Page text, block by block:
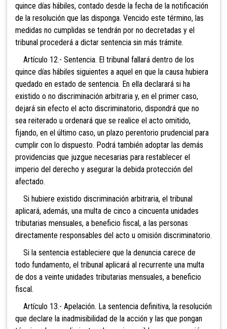
quince días hábiles, contado desde la fecha de la notificación
de la resolución que las disponga. Vencido este término, las
medidas no cumplidas se tendrán por no decretadas y el
tribunal procederá a dictar sentencia sin más trámite.
Artículo 12.- Sentencia. El tribunal fallará dentro de los
quince días hábiles siguientes a aquel en que la causa hubiera
quedado en estado de sentencia. En ella declarará si ha
existido o no discriminación arbitraria y, en el primer caso,
dejará sin efecto el acto discriminatorio, dispondrá que no
sea reiterado u ordenará que se realice el acto omitido,
fijando, en el último caso, un plazo perentorio prudencial para
cumplir con lo dispuesto. Podrá también adoptar las demás
providencias que juzgue necesarias para restablecer el
imperio del derecho y asegurar la debida protección del
afectado.
Si hubiere existido discriminación arbitraria, el tribunal
aplicará, además, una multa de cinco a cincuenta unidades
tributarias mensuales, a beneficio fiscal, a las personas
directamente responsables del acto u omisión discriminatorio.
Si la sentencia estableciere que la denuncia carece de
todo fundamento, el tribunal aplicará al recurrente una multa
de dos a veinte unidades tributarias mensuales, a beneficio
fiscal.
Artículo 13.- Apelación. La sentencia definitiva, la resolución
que declare la inadmisibilidad de la acción y las que pongan